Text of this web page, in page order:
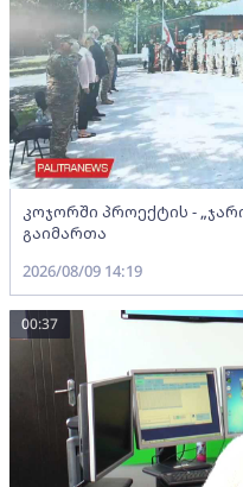
კოჯორში პროექტის -
გაიმართა
2026/08/09 14:19
00:37